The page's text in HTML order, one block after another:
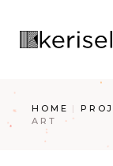
HOME
ART